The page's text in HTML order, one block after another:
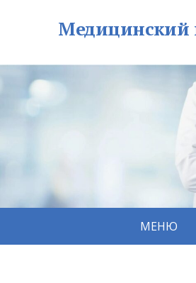
Медицинский
МЕНЮ